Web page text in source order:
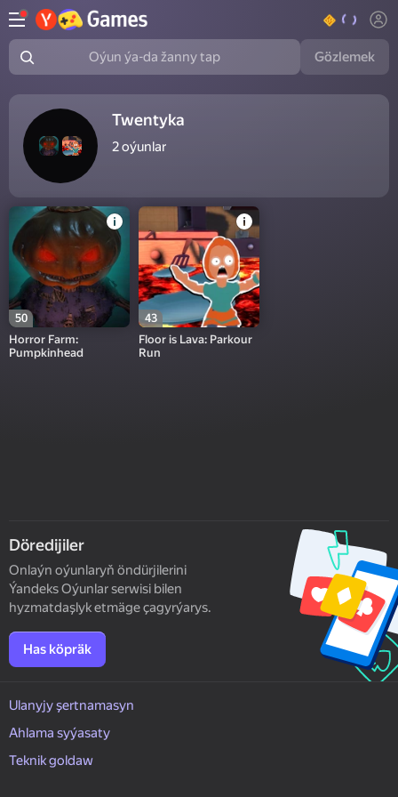
Oýun ýa-da žanny tap Gözlemek
Twentyka
2oýunlar
50
Horror Farm:
Pumpkinhead
43
Floor is Lava: Parkour
Run
Döredijiler
Onlaýn oýunlaryň öndürjilerini
Ýandeks Oýunlar serwisi bilen
hyzmatdaşlyk etmäge çagyrýarys.
Has köpräk
Ulanyjy şertnamasyn
Ahlama syýasaty
Teknik goldaw